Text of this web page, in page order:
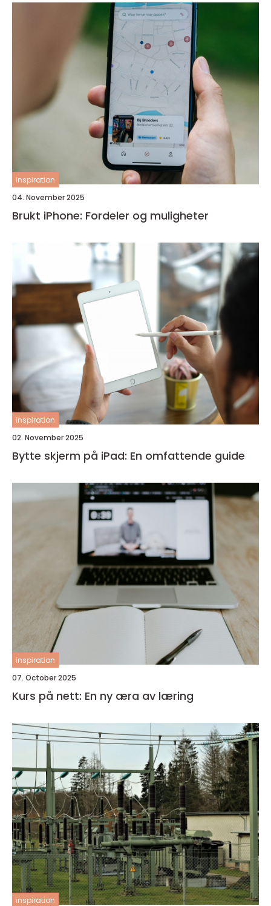
inspiration
04. November 2025
Brukt iPhone: Fordeler og muligheter
inspiration
02. November 2025
Bytte skjerm på iPad: En omfattende guide
inspiration
07. October 2025
Kurs på nett: En ny æra av læring
inspiration